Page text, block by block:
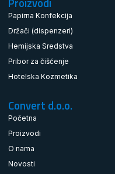
Papirna Konfekcija
Držači (dispenzeri)
Hemijska Sredstva
Pribor za čišćenje
Hotelska Kozmetika
Convert d.o.o.
Početna
Proizvodi
O nama
Novosti